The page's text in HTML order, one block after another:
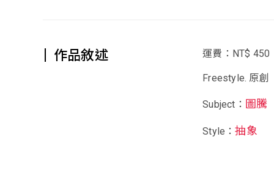
作品敘述 運費：NT$ 450
Freestyle. 原創
Subject： 圖騰
Style：抽象